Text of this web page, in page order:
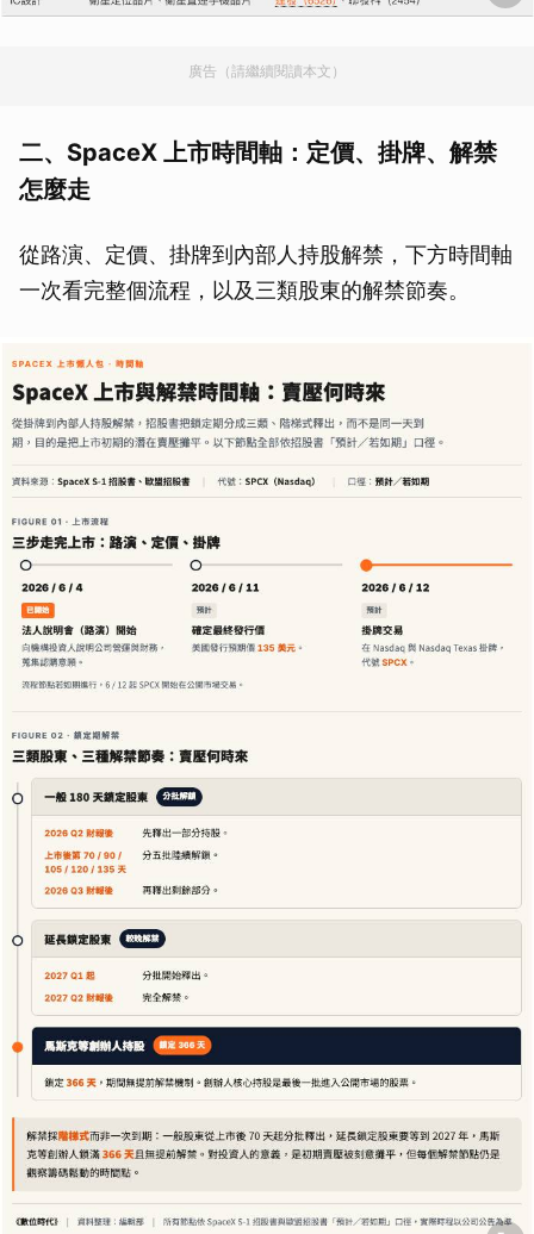
廣告（請繼續閱讀本文）
二、SpaceX 上市時間軸：定價、掛牌、解禁
怎麼走
從路演、定價、掛牌到內部人持股解禁，下方時間軸
一次看完整個流程，以及三類股東的解禁節奏。